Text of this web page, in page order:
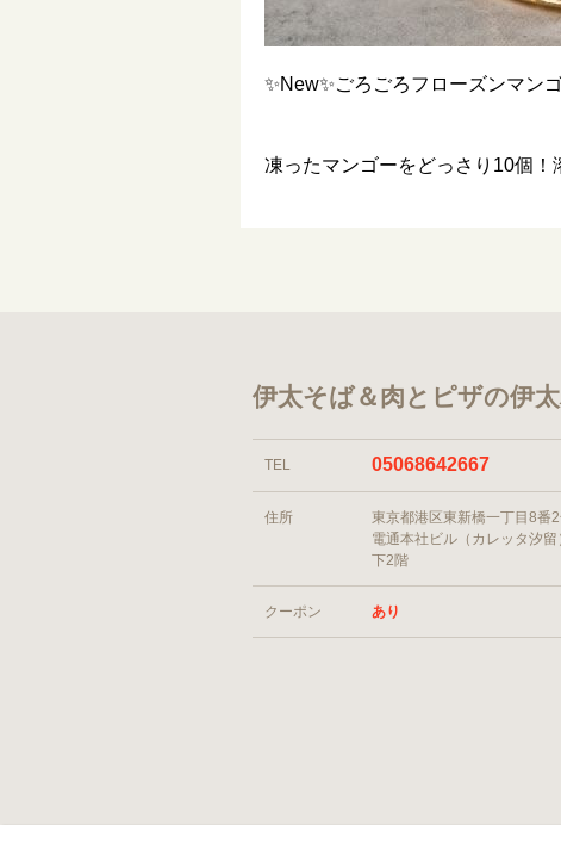
✨New✨ごろごろフローズンマン
凍ったマンゴーをどっさり10個！
伊太そば＆肉とピザの伊
TEL 05068642667
住所
東京都港区東新橋一丁目8番
電通本社ビル（カレッタ汐留
下2階
クーポン あり